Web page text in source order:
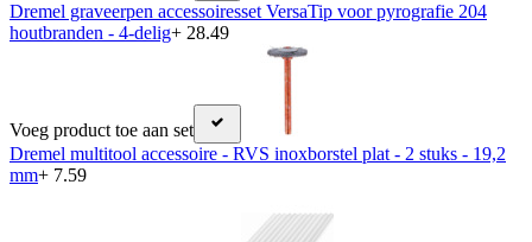
Dremel graveerpen accessoiresset VersaTip voor pyrografie 204
houtbranden - 4-delig+ 28.49
Voeg product toe aan set
Dremel multitool accessoire - RVS inoxborstel plat - 2 stuks - 19,2
mm+ 7.59